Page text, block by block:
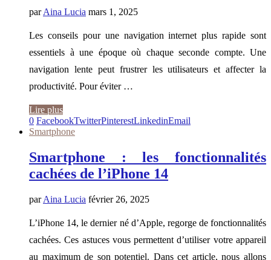
parAina Lucia mars 1, 2025
Les conseils pour une navigation internet plus rapide sont
essentiels à une époque où chaque seconde compte. Une
navigation lente peut frustrer les utilisateurs et affecter la
productivité. Pour éviter …
Lire plus
0 FacebookTwitterPinterestLinkedinEmail
Smartphone
Smartphone : les fonctionnalités
cachées de l’iPhone 14
parAina Lucia février 26, 2025
L’iPhone 14, le dernier né d’Apple, regorge de fonctionnalités
cachées. Ces astuces vous permettent d’utiliser votre appareil
au maximum de son potentiel. Dans cet article, nous allons